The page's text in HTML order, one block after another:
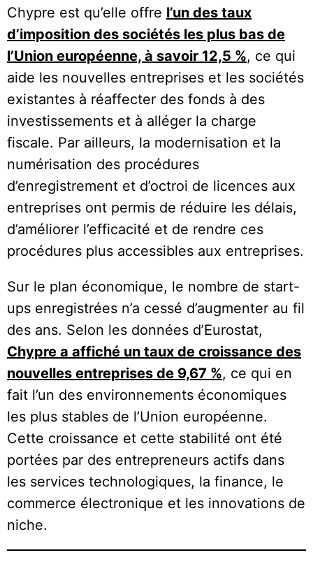
Chypre est qu’elle offre l’un des taux
d’imposition des sociétés les plus bas de
l’Union européenne, à savoir 12,5 %, ce qui
aide les nouvelles entreprises et les sociétés
existantes à réaffecter des fonds à des
investissements et à alléger la charge
fiscale. Par ailleurs, la modernisation et la
numérisation des procédures
d’enregistrement et d’octroi de licences aux
entreprises ont permis de réduire les délais,
d’améliorer l’efficacité et de rendre ces
procédures plus accessibles aux entreprises.
Sur le plan économique, le nombre de start-
ups enregistrées n’a cessé d’augmenter au fil
des ans. Selon les données d’Eurostat,
Chypre a affiché un taux de croissance des
nouvelles entreprises de 9,67 %, ce qui en
fait l’un des environnements économiques
les plus stables de l’Union européenne.
Cette croissance et cette stabilité ont été
portées par des entrepreneurs actifs dans
les services technologiques, la finance, le
commerce électronique et les innovations de
niche.